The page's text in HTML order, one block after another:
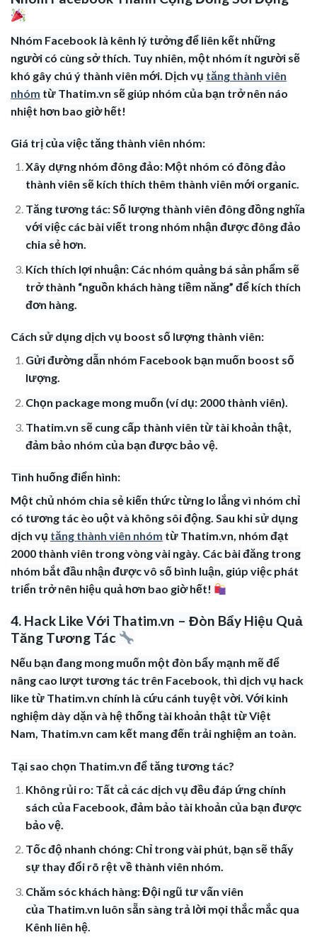
Nhóm Facebook là kênh lý tưởng để liên kết những
người có cùng sở thích. Tuy nhiên, một nhóm ít người sẽ
khó gây chú ý thành viên mới. Dịch vụ tăng thành viên
nhóm từ Thatim.vn sẽ giúp nhóm của bạn trở nên náo
nhiệt hơn bao giờ hết!
Giá trị của việc tăng thành viên nhóm:
Xây dựng nhóm đông đảo: Một nhóm có đông đảo
thành viên sẽ kích thích thêm thành viên mới organic.
Tăng tương tác: Số lượng thành viên đông đồng nghĩa
với việc các bài viết trong nhóm nhận được đông đảo
chia sẻ hơn.
Kích thích lợi nhuận: Các nhóm quảng bá sản phẩm sẽ
trở thành “nguồn khách hàng tiềm năng” để kích thích
đơn hàng.
Cách sử dụng dịch vụ boost số lượng thành viên:
Gửi đường dẫn nhóm Facebook bạn muốn boost số
lượng.
Chọn package mong muốn (ví dụ: 2000 thành viên).
Thatim.vn sẽ cung cấp thành viên từ tài khoản thật,
đảm bảo nhóm của bạn được bảo vệ.
Tình huống điển hình:
Một chủ nhóm chia sẻ kiến thức từng lo lắng vì nhóm chỉ
có tương tác èo uột và không sôi động. Sau khi sử dụng
dịch vụ tăng thành viên nhóm từ Thatim.vn, nhóm đạt
2000 thành viên trong vòng vài ngày. Các bài đăng trong
nhóm bắt đầu nhận được vô số bình luận, giúp việc phát
triển trở nên hiệu quả hơn bao giờ hết!
4. Hack Like Với Thatim.vn – Đòn Bẩy Hiệu Quả
Tăng Tương Tác
Nếu bạn đang mong muốn một đòn bẩy mạnh mẽ để
nâng cao lượt tương tác trên Facebook, thì dịch vụ hack
like từ Thatim.vn chính là cứu cánh tuyệt vời. Với kinh
nghiệm dày dặn và hệ thống tài khoản thật từ Việt
Nam, Thatim.vn cam kết mang đến trải nghiệm an toàn.
Tại sao chọn Thatim.vn để tăng tương tác?
Không rủi ro: Tất cả các dịch vụ đều đáp ứng chính
sách của Facebook, đảm bảo tài khoản của bạn được
bảo vệ.
Tốc độ nhanh chóng: Chỉ trong vài phút, bạn sẽ thấy
sự thay đổi rõ rệt về thành viên nhóm.
Chăm sóc khách hàng: Đội ngũ tư vấn viên
của Thatim.vn luôn sẵn sàng trả lời mọi thắc mắc qua
Kênh liên hệ.